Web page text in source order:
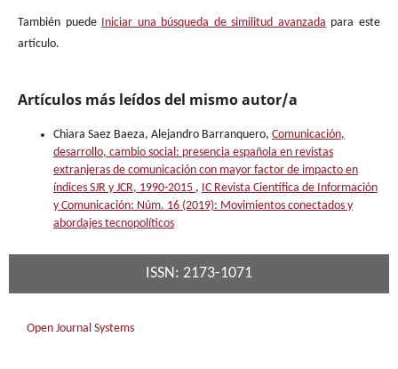
También puede Iniciar una búsqueda de similitud avanzada para este
artículo.
Artículos más leídos del mismo autor/a
Chiara Saez Baeza, Alejandro Barranquero, Comunicación,
desarrollo, cambio social: presencia española en revistas
extranjeras de comunicación con mayor factor de impacto en
índices SJR y JCR, 1990-2015 , IC Revista Científica de Información
y Comunicación: Núm. 16 (2019): Movimientos conectados y
abordajes tecnopolíticos
ISSN: 2173-1071
Open Journal Systems